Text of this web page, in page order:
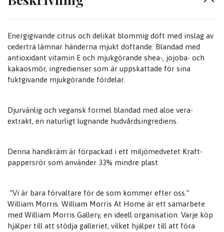
Energigivande citrus och delikat blommig doft med inslag av
cederträ lämnar händerna mjukt doftande. Blandad med
antioxidant vitamin E och mjukgörande shea-, jojoba- och
kakaosmör, ingredienser som är uppskattade för sina
fuktgivande mjukgörande fördelar.
Djurvänlig och vegansk formel blandad med aloe vera-
extrakt, en naturligt lugnande hudvårdsingrediens.
Denna handkräm är förpackad i ett miljömedvetet Kraft-
pappersrör som använder 33% mindre plast.
“Vi är bara förvaltare för de som kommer efter oss.”
William Morris. William Morris At Home är ett samarbete
med William Morris Gallery, en ideell organisation. Varje köp
hjälper till att stödja galleriet, vilket hjälper till att föra